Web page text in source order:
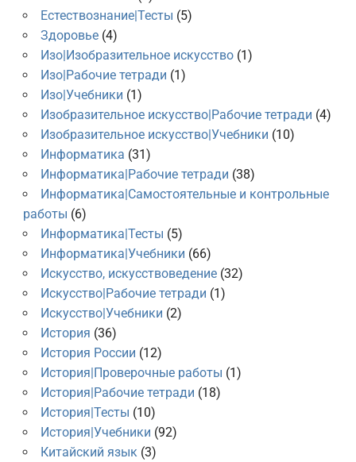
Естествознание|Тесты (5)
Здоровье(4)
Изо|Изобразительное искусство(1)
Изо|Рабочие тетради (1)
Изо|Учебники (1)
Изобразительное искусство|Рабочие тетради (4)
Изобразительное искусство|Учебники (10)
Информатика (31)
Информатика|Рабочие тетради (38)
Информатика|Самостоятельные и контрольные
работы (6)
Информатика|Тесты (5)
Информатика|Учебники (66)
Искусство, искусствоведение(32)
Искусство|Рабочие тетради (1)
Искусство|Учебники (2)
История (36)
История России (12)
История|Проверочные работы (1)
История|Рабочие тетради (18)
История|Тесты (10)
История|Учебники (92)
Китайский язык(3)